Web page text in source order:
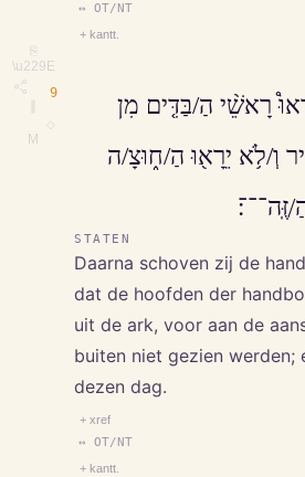
⎘
\u229E
M
↔ OT/NT
+ kantt.
9
רָאשֵׁ֨י הַ/בַּדִּ֤ים מִן
וְ/לֹ֥א יֵרָא֖וּ הַ/ח֑וּצָ/ה
STATEN
Daarna schoven zij de
dat de hoofden der
uit de ark, voor aan de
buiten niet gezien
dezen dag.
+ xref
↔ OT/NT
+ kantt.